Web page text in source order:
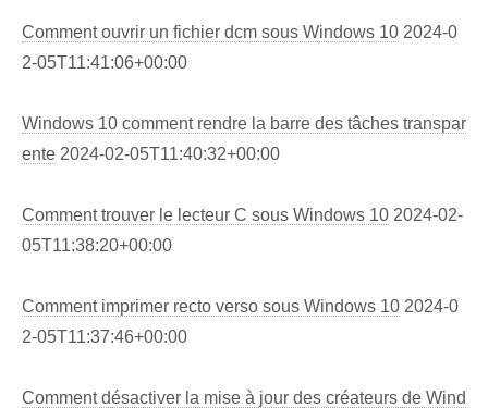
Comment ouvrir un fichier dcm sous Windows 10 2024-0
2-05T11:41:06+00:00
Windows 10 comment rendre la barre des tâches transpar
ente 2024-02-05T11:40:32+00:00
Comment trouver le lecteur C sous Windows 10 2024-02-
05T11:38:20+00:00
Comment imprimer recto verso sous Windows 10 2024-0
2-05T11:37:46+00:00
Comment désactiver la mise à jour des créateurs de Wind